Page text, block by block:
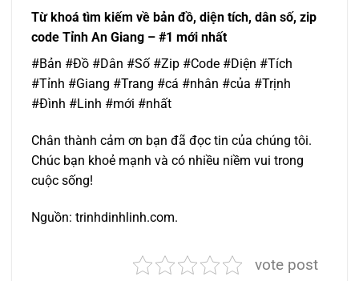
Từ khoá tìm kiếm về bản đồ, diện tích, dân số, zip
code Tỉnh An Giang – #1 mới nhất
#Bản #Đồ #Dân #Số #Zip #Code #Diện #Tích
#Tỉnh #Giang #Trang #cá #nhân #của #Trịnh
#Đình #Linh #mới #nhất
Chân thành cảm ơn bạn đã đọc tin của chúng tôi.
Chúc bạn khoẻ mạnh và có nhiều niềm vui trong
cuộc sống!
Nguồn: trinhdinhlinh.com.
vote post